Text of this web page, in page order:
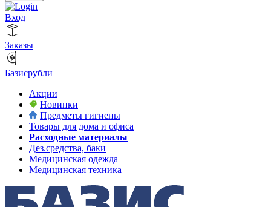
Вход
Заказы
Базисрубли
Акции
Новинки
Предметы гигиены
Товары для дома и офиса
Расходные материалы
Дез.средства, баки
Медицинская одежда
Медицинская техника